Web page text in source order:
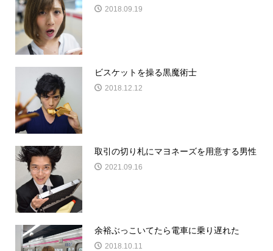
2018.09.19
ビスケットを操る黒魔術士
2018.12.12
取引の切り札にマヨネーズを用意する男性
2021.09.16
余裕ぶっこいてたら電車に乗り遅れた
2018.10.11